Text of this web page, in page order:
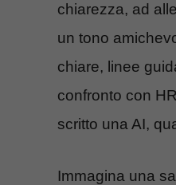
chiarezza, ad
un tono
chiare, linee
confronto con
scritto una AI,
Immagina una